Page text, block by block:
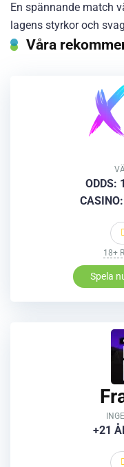
En spännande match
lagens styrkor och
Våra
ODDS:
18+
Spela
+21